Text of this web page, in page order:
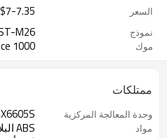
السعر 7-7.35
نموذج M26
موك 1000 piece
ممتلكات
وحدة المعالجة المركزية
مواد ABS البلاستيك أو حسب الطلب